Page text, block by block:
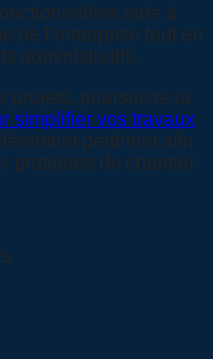
aide à
de l’entreprise tout en
administratifs.
projets, poursuivre la
simplifier vos travaux
pertinent afin
pratiques de chantier.